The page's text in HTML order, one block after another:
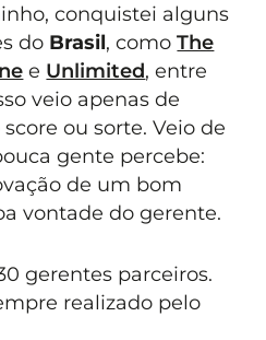
conquistei alguns
do Brasil, comoThe
e Unlimited, entre
veio apenas de
ou sorte. Veio de
gente percebe:
de um bom
vontade do gerente.
gerentes parceiros.
realizado pelo